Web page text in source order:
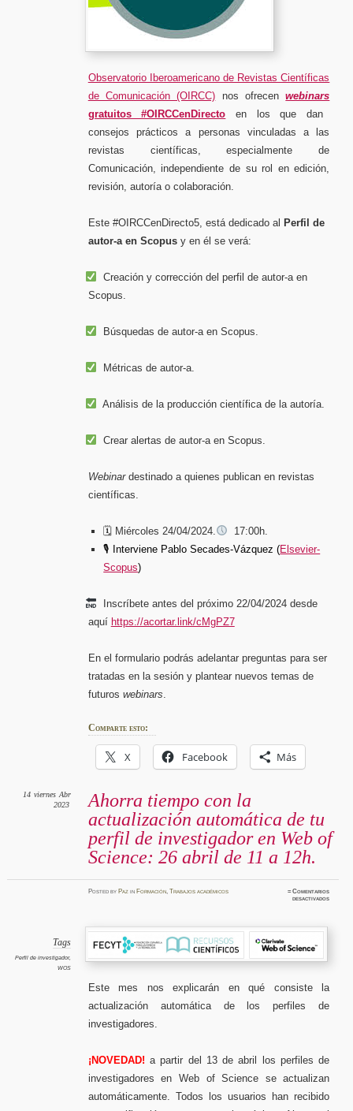
Observatorio Iberoamericano de Revistas Científicas
de Comunicación (OIRCC) nos ofrecenwebinars
gratuitos #OIRCCenDirecto en los que dan
consejos prácticos a personas vinculadas a las
revistas científicas, especialmente de
Comunicación, independiente de su rol en edición,
revisión, autoría o colaboración.
Este #OIRCCenDirecto5, está dedicado al Perfil de
autor-a en Scopus y en él se verá:
Creación y corrección del perfil de autor-a en
Scopus.
Búsquedas de autor-a en Scopus.
Métricas de autor-a.
Análisis de la producción científica de la autoría.
Crear alertas de autor-a en Scopus.
Webinardestinado a quienes publican en revistas
científicas.
🗓 Miércoles 24/04/2024.
17:00h.
🎙 Interviene Pablo Secades-Vázquez (Elsevier-
Scopus)
Inscríbete antes del próximo 22/04/2024 desde
aquí https://acortar.link/cMgPZ7
En el formulario podrás adelantar preguntas para ser
tratadas en la sesión y plantear nuevos temas de
futuros webinars
Comparte esto:
X Facebook Más
Ahorra tiempo con la
actualización automática de tu
perfil de investigador en Web of
Science: 26 abril de 11 a 12h.
14 viernes Abr
2023
Postedby Paz in Formación,Trabajos académicos ≈Comentarios
desactivadosen
Web
Science:
Tags
Perfil de investigador,
WOS
Este mes nos explicarán en qué consiste la
actualización automática de los perfiles de
investigadores.
¡NOVEDAD! a partir del 13 de abril los perfiles de
investigadores en Web of Science se actualizan
automáticamente. Todos los usuarios han recibido